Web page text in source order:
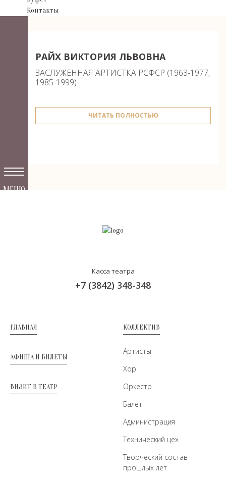
Контакты
МЕНЮ
РАЙХ ВИКТОРИЯ ЛЬВОВНА
ЗАСЛУЖЕННАЯ АРТИСТКА РСФСР (1963-1977,
1985-1999)
ЧИТАТЬ ПОЛНОСТЬЮ
Касса театра
+7 (3842) 348-348
ГЛАВНАЯ
АФИША И БИЛЕТЫ
ВИЗИТ В ТЕАТР
КОЛЛЕКТИВ
Артисты
Хор
Оркестр
Балет
Администрация
Технический цех
Творческий состав
прошлых лет